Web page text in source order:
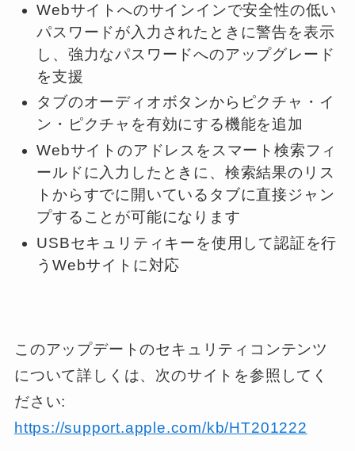
Webサイトへのサインインで安全性の低い
パスワードが入力されたときに警告を表示
し、強力なパスワードへのアップグレード
を支援
タブのオーディオボタンからピクチャ・イ
ン・ピクチャを有効にする機能を追加
Webサイトのアドレスをスマート検索フィ
ールドに入力したときに、検索結果のリス
トからすでに開いているタブに直接ジャン
プすることが可能になります
USBセキュリティキーを使用して認証を行
うWebサイトに対応
このアップデートのセキュリティコンテンツ
について詳しくは、次のサイトを参照してく
ださい:
https://support.apple.com/kb/HT201222